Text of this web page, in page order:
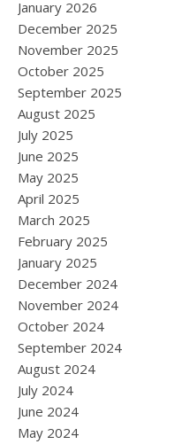
January 2026
December 2025
November 2025
October 2025
September 2025
August 2025
July 2025
June 2025
May 2025
April 2025
March 2025
February 2025
January 2025
December 2024
November 2024
October 2024
September 2024
August 2024
July 2024
June 2024
May 2024